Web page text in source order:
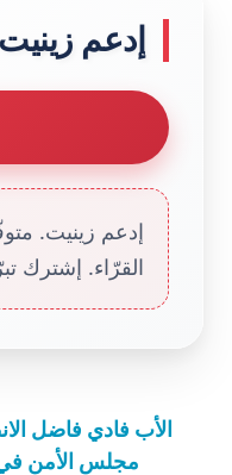
إدعم زينيت
إدعم زينيت.
القرّاء. إشترك
الأب فادي فاضل